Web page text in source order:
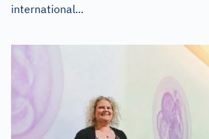
international...